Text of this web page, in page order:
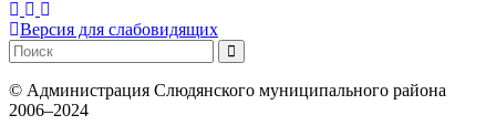
Версия для слабовидящих
© Администрация Слюдянского муниципального района
2006–2024